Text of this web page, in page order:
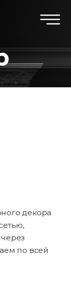
декора
по всей